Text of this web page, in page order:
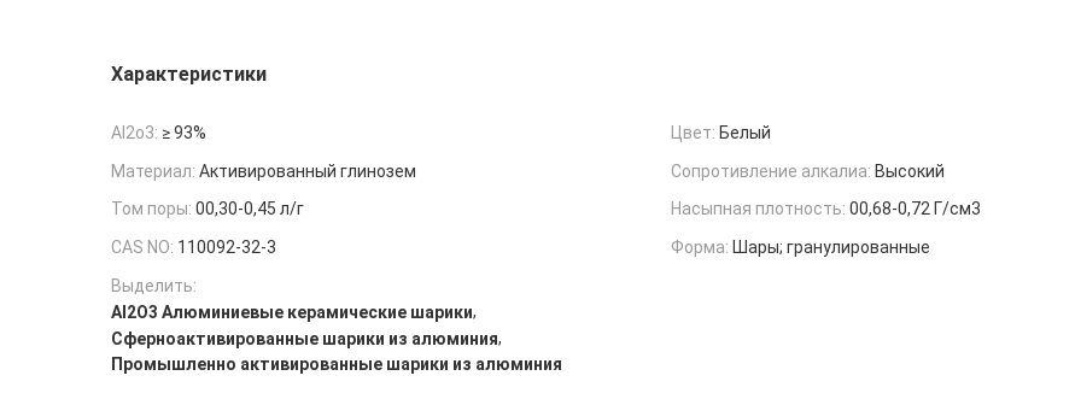
Характеристики
Al2o3: ≥ 93% Цвет: Белый
Материал: Активированный глинозем Сопротивление алкалиа: Высокий
Том поры: 00,30-0,45 л/г Насыпная плотность: 00,68-0,72 Г/см3
CAS NO: 110092-32-3 Форма: Шары; гранулированные
Выделить:
Al2O3 Алюминиевые керамические шарики,
Сферноактивированные шарики из алюминия,
Промышленно активированные шарики из алюминия